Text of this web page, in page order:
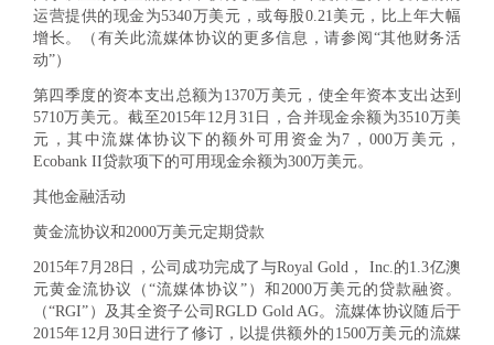
运营提供的现金为5340万美元，或每股0.21美元，比上年大幅
增长。（有关此流媒体协议的更多信息，请参阅“其他财务活
动”）
第四季度的资本支出总额为1370万美元，使全年资本支出达到
5710万美元。截至2015年12月31日，合并现金余额为3510万美
元，其中流媒体协议下的额外可用资金为7，000万美元，
Ecobank II贷款项下的可用现金余额为300万美元。
其他金融活动
黄金流协议和2000万美元定期贷款
2015年7月28日，公司成功完成了与Royal Gold， Inc.的1.3亿澳
元黄金流协议（“流媒体协议”）和2000万美元的贷款融资。
（“RGI”）及其全资子公司RGLD Gold AG。流媒体协议随后于
2015年12月30日进行了修订，以提供额外的1500万美元的流媒